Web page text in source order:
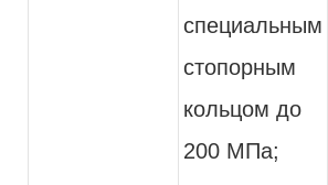
специальным
стопорным
кольцом до
200 МПа;